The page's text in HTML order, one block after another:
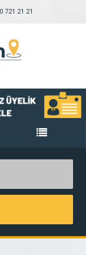
721 21 21